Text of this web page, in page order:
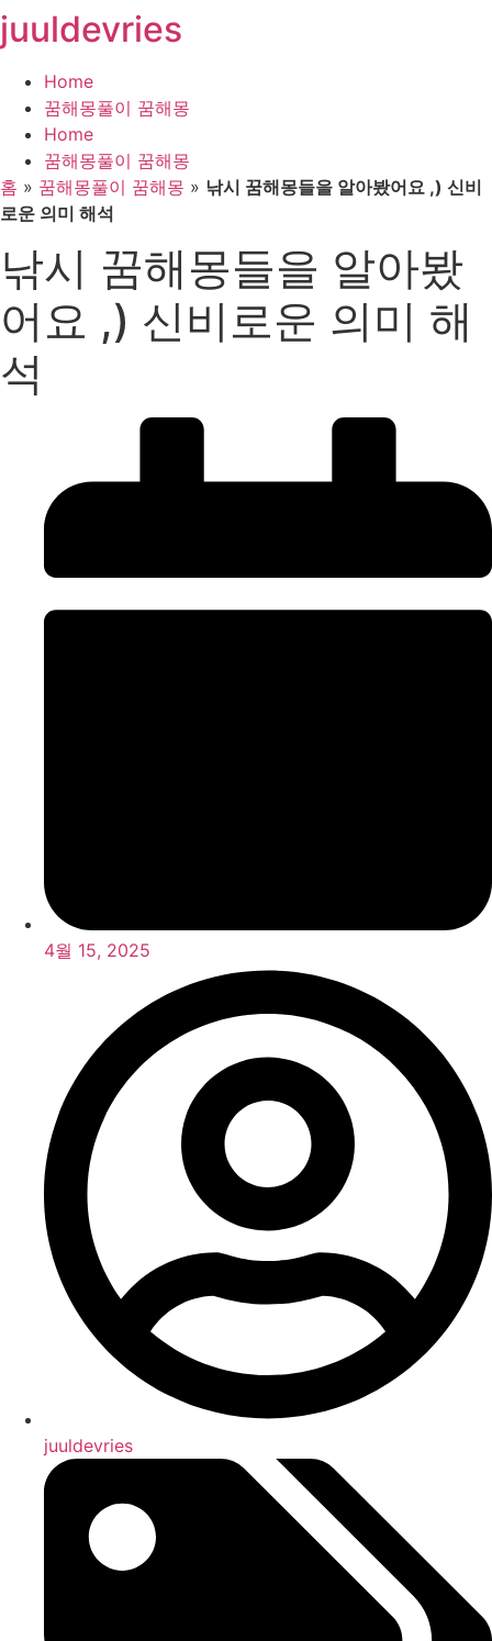
콘
텐
뛰
기
juuldevries
Home
꿈해몽풀이 꿈해몽
Home
꿈해몽풀이 꿈해몽
홈 » 꿈해몽풀이 꿈해몽 » 낚시 꿈해몽들을 알아봤어요 ,) 신비
로운 의미 해석
낚시 꿈해몽들을 알아봤
어요 ,) 신비로운 의미 해
석
4월 15, 2025
juuldevries